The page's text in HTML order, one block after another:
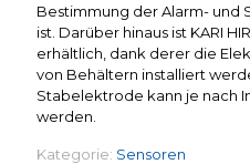
Bestimmung der Alarm- und
ist. Darüber hinaus ist KARI
erhältlich, dank derer die
von Behältern installiert
Stabelektrode kann je nach
werden.
Kategorie: Sensoren